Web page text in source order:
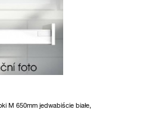
M 650mm jedwabiście białe,